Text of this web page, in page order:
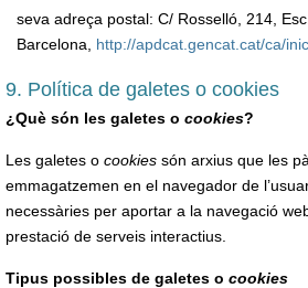
seva adreça postal: C/ Rosselló, 214,
Barcelona, http://apdcat.gencat.cat/ca/
9. Política de galetes o cookies
¿Què són les galetes o cookies?
Les galetes o cookies són arxius que les
emmagatzemen en el navegador de
necessàries per aportar a la navegació
prestació de serveis interactius.
Tipus possibles de galetes o cookies